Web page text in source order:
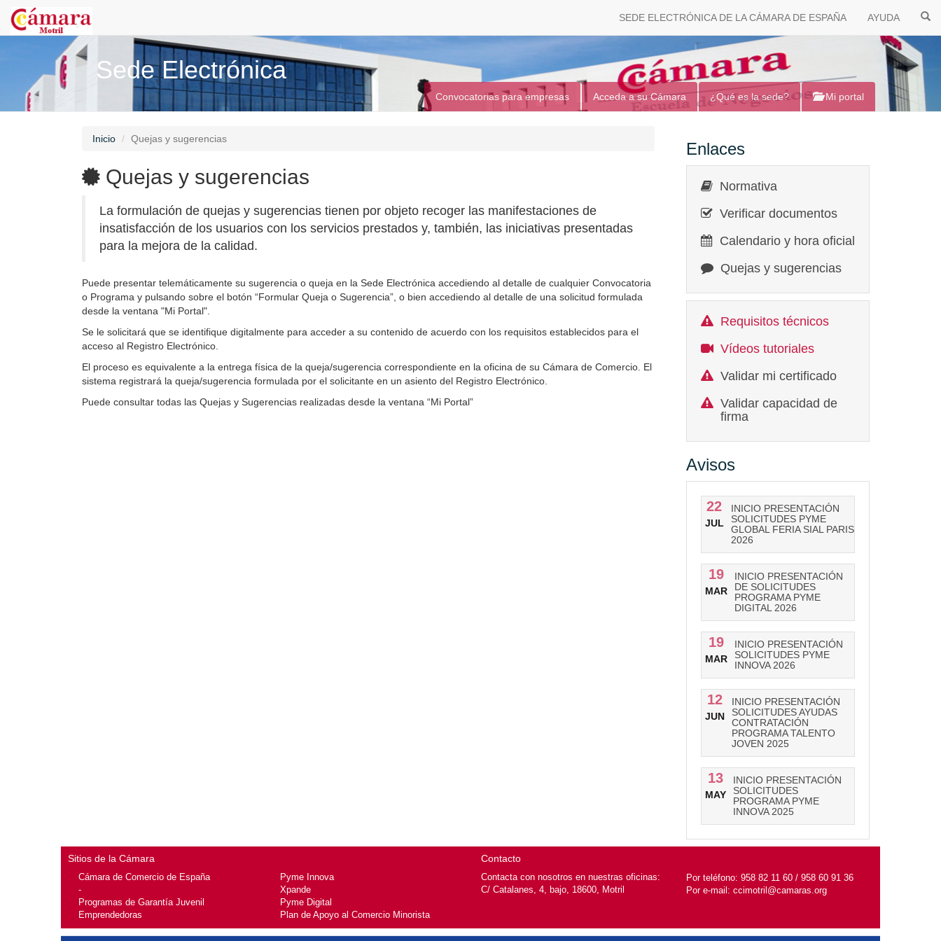
SEDE ELECTRÓNICA DE LA CÁMARA DE ESPAÑA AYUDA
Sede Electrónica
Convocatorias para empresas Acceda a su Cámara ¿Qué es la sede? Mi portal
Inicio Quejas y sugerencias
Quejas y sugerencias
La formulación de quejas y sugerencias tienen por objeto recoger las manifestaciones de
insatisfacción de los usuarios con los servicios prestados y, también, las iniciativas presentadas
para la mejora de la calidad.
Puede presentar telemáticamente su sugerencia o queja en la Sede Electrónica accediendo al detalle de cualquier Convocatoria
o Programa y pulsando sobre el botón “Formular Queja o Sugerencia”, o bien accediendo al detalle de una solicitud formulada
desde la ventana "Mi Portal".
Se le solicitará que se identifique digitalmente para acceder a su contenido de acuerdo con los requisitos establecidos para el
acceso al Registro Electrónico.
El proceso es equivalente a la entrega física de la queja/sugerencia correspondiente en la oficina de su Cámara de Comercio. El
sistema registrará la queja/sugerencia formulada por el solicitante en un asiento del Registro Electrónico.
Puede consultar todas las Quejas y Sugerencias realizadas desde la ventana “Mi Portal”
Enlaces
Normativa
Verificar documentos
Calendario y hora oficial
Quejas y sugerencias
Requisitos técnicos
Vídeos tutoriales
Validar mi certificado
Validar capacidad de
firma
Avisos
22
JUL
INICIO PRESENTACIÓN
SOLICITUDES PYME
GLOBAL FERIA SIAL PARIS
2026
19
MAR
INICIO PRESENTACIÓN
DE SOLICITUDES
PROGRAMA PYME
DIGITAL 2026
19
MAR
INICIO PRESENTACIÓN
SOLICITUDES PYME
INNOVA 2026
12
JUN
INICIO PRESENTACIÓN
SOLICITUDES AYUDAS
CONTRATACIÓN
PROGRAMA TALENTO
JOVEN 2025
13
MAY
INICIO PRESENTACIÓN
SOLICITUDES
PROGRAMA PYME
INNOVA 2025
Sitios de la Cámara
Cámara de Comercio de España
-
Programas de Garantía Juvenil
Emprendedoras
Pyme Innova
Xpande
Pyme Digital
Plan de Apoyo al Comercio Minorista
Contacto
Contacta con nosotros en nuestras oficinas:
C/ Catalanes, 4, bajo, 18600, Motril
Por teléfono: 958 82 11 60 / 958 60 91 36
Por e-mail: ccimotril@camaras.org